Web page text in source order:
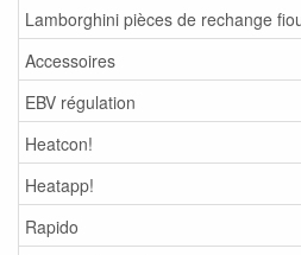
Lamborghini pièces de rechange
Accessoires
EBV régulation
Heatcon!
Heatapp!
Rapido